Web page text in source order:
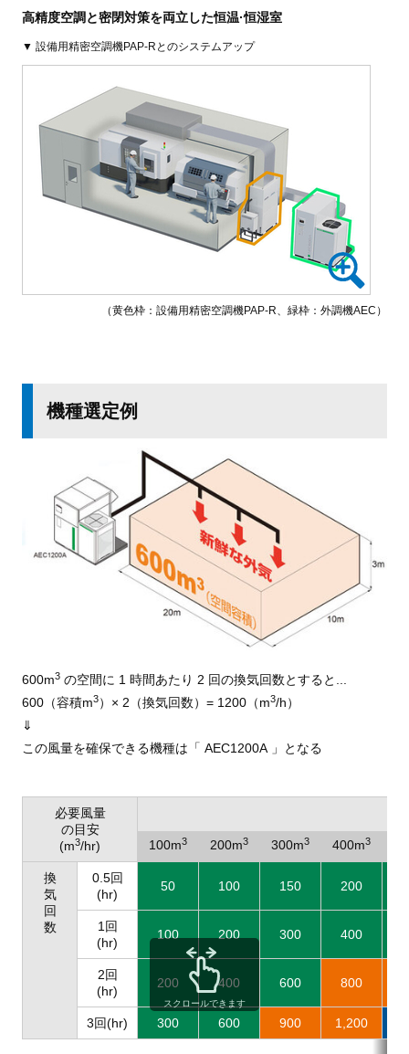
高精度空調と密閉対策を両立した恒温·恒湿室
▼ 設備用精密空調機PAP-Rとのシステムアップ
（黄色枠：設備用精密空調機PAP-R、緑枠：外調機AEC）
機種選定例
600m3 の空間に 1 時間あたり 2 回の換気回数とすると...
600（容積m3）× 2（換気回数） = 1200（m3/h）
⇓
この風量を確保できる機種は 「 AEC1200A 」となる
必要風量
の目安
(m3/hr) 100m3 200m3 300m3 400m3
換
気
回
数
0.5回
(hr)
50 100 150 200
1回
(hr)
100 200 300 400
2回
(hr)
200 400 600 800
3回(hr) 300 600 900 1,200
スクロールできます